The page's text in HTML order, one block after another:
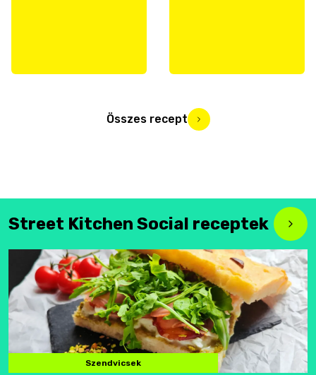
Összes recept
Street Kitchen Social receptek
Szendvicsek